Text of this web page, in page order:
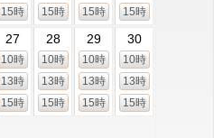
15時
15時
15時
15時
27
10時
13時
15時
28
10時
13時
15時
29
10時
13時
15時
30
10時
13時
15時